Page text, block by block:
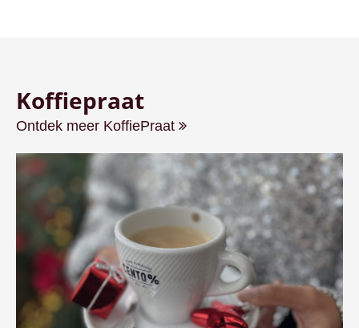
Koffiepraat
Ontdek meer KoffiePraat